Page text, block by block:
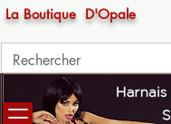
La Boutique D'Opale